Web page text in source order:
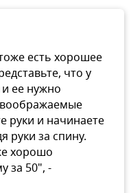
есть хорошее
что у
ее нужно
руки и начинаете
руки за спину.
хорошо
за 50", -